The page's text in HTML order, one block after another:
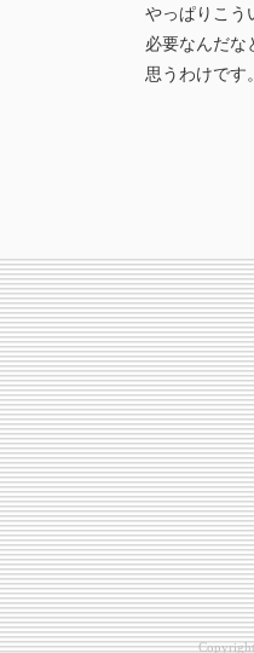
やっぱりこう
必要なんだな
思うわけです。